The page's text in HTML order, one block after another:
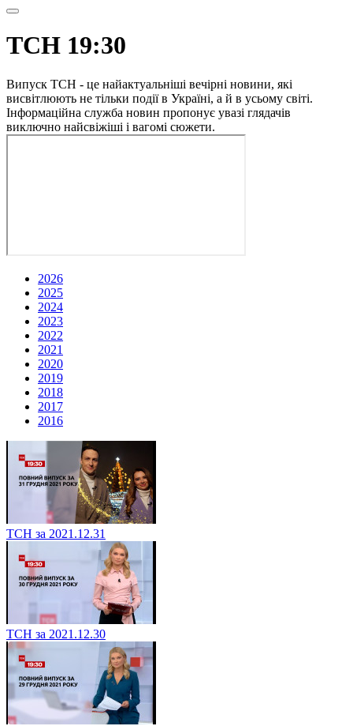
ТСН 19:30
Випуск ТСН - це найактуальніші вечірні новини, які
висвітлюють не тільки події в Україні, а й в усьому світі.
Інформаційна служба новин пропонує увазі глядачів
виключно найсвіжіші і вагомі сюжети.
2026
2025
2024
2023
2022
2021
2020
2019
2018
2017
2016
ТСН за 2021.12.31
ТСН за 2021.12.30